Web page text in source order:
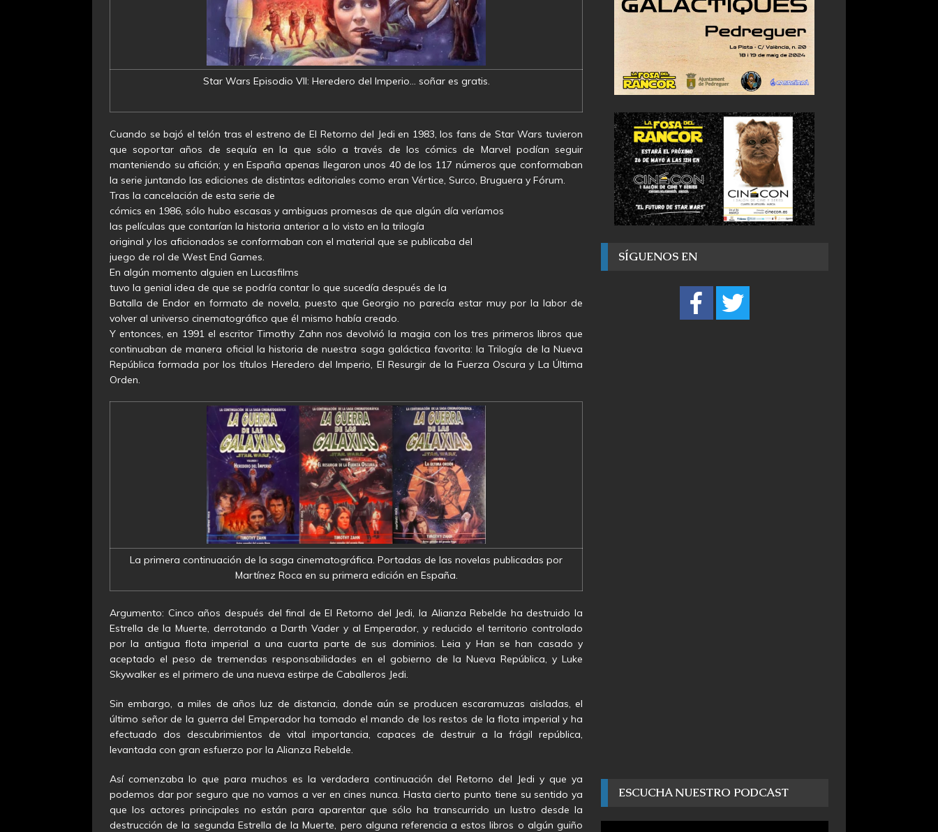
Star Wars Episodio VII: Heredero del Imperio… soñar es gratis.
Cuando se bajó el telón tras el estreno de El Retorno del Jedi en 1983, los fans de Star Wars tuvieron
que soportar años de sequía en la que sólo a través de los cómics de Marvel podían seguir
manteniendo su afición; y en España apenas llegaron unos 40 de los 117 números que conformaban
la serie juntando las ediciones de distintas editoriales como eran Vértice, Surco, Bruguera y Fórum.
Tras la cancelación de esta serie de
cómics en 1986, sólo hubo escasas y ambiguas promesas de que algún día veríamos
las películas que contarían la historia anterior a lo visto en la trilogía
original y los aficionados se conformaban con el material que se publicaba del
juego de rol de West End Games.
En algún momento alguien en Lucasfilms
tuvo la genial idea de que se podría contar lo que sucedía después de la
Batalla de Endor en formato de novela, puesto que Georgio no parecía estar muy por la labor de
volver al universo cinematográfico que él mismo había creado.
Y entonces, en 1991 el escritor Timothy Zahn nos devolvió la magia con los tres primeros libros que
continuaban de manera oficial la historia de nuestra saga galáctica favorita: la Trilogía de la Nueva
República formada por los títulos Heredero del Imperio, El Resurgir de la Fuerza Oscura y La Última
Orden.
La primera continuación de la saga cinematográfica. Portadas de las novelas publicadas por
Martínez Roca en su primera edición en España.
Argumento: Cinco años después del final de El Retorno del Jedi, la Alianza Rebelde ha destruido la
Estrella de la Muerte, derrotando a Darth Vader y al Emperador, y reducido el territorio controlado
por la antigua flota imperial a una cuarta parte de sus dominios. Leia y Han se han casado y
aceptado el peso de tremendas responsabilidades en el gobierno de la Nueva República, y Luke
Skywalker es el primero de una nueva estirpe de Caballeros Jedi.
Sin embargo, a miles de años luz de distancia, donde aún se producen escaramuzas aisladas, el
último señor de la guerra del Emperador ha tomado el mando de los restos de la flota imperial y ha
efectuado dos descubrimientos de vital importancia, capaces de destruir a la frágil república,
levantada con gran esfuerzo por la Alianza Rebelde.
Así comenzaba lo que para muchos es la verdadera continuación del Retorno del Jedi y que ya
podemos dar por seguro que no vamos a ver en cines nunca. Hasta cierto punto tiene su sentido ya
que los actores principales no están para aparentar que sólo ha transcurrido un lustro desde la
destrucción de la segunda Estrella de la Muerte, pero alguna referencia a estos libros o algún guiño
SÍGUENOS EN
ESCUCHA NUESTRO PODCAST